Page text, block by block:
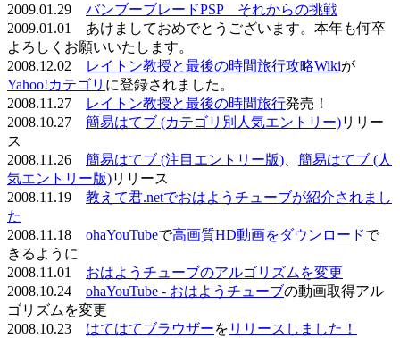
2009.01.29 バンブーブレードPSP それからの挑戦
2009.01.01 あけましておめでとうございます。本年も何卒
よろしくお願いいたします。
2008.12.02
レイトン教授と最後の時間旅行攻略Wikiが
Yahoo!カテゴリ に登録されました。
2008.11.27
レイトン教授と最後の時間旅行発売！
2008.10.27 簡易はてブ (カテゴリ別人気エントリー)リリー
ス
2008.11.26 簡易はてブ (注目エントリー版)
簡易はてブ (人
気エントリー版)リリース
2008.11.19 教えて君.netでおはようチューブが紹介されまし
た
2008.11.18 ohaYouTubeで高画質HD動画をダウンロードで
きるように
2008.11.01 おはようチューブのアルゴリズムを変更
2008.10.24 ohaYouTube - おはようチューブの動画取得アル
ゴリズムを変更
2008.10.23 はてはてブラウザーを リリースしました！